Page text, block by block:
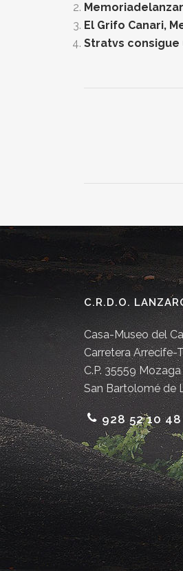
El Grifo Canari,
Stratvs consigue
C.R.D.O.
Casa-Museo del
Carretera Arrecife-
C.P. 35559 Mozaga
San Bartolomé de
928 52 10 48